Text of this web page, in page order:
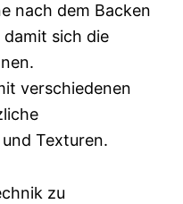
nach dem Backen
sich die
verschiedenen
Texturen.
zu